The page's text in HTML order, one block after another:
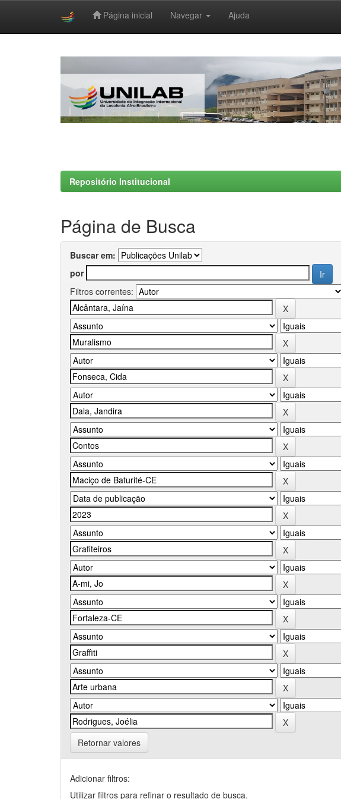
Página inicial Navegar Ajuda
Repositório Institucional
Página de Busca
Buscar em:
por
Filtros correntes:
Retornar valores
Adicionar filtros:
Utilizar filtros para refinar o resultado de busca.